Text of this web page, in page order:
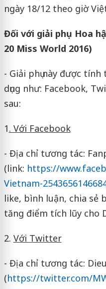
ngày 18/12 theo giờ
Đối với giải phụ Hoa
20 Miss World 2016)
- Giải phụ này được
dụng như: Facebook,
sau:
1. Với Facebook
- Địa chỉ tương tác:
(link: https://
Vietnam-
like, bình luận, chia sẻ
tăng điểm tích lũy cho
2. Với Twitter
- Địa chỉ tương tác:
(https://twitter.com/